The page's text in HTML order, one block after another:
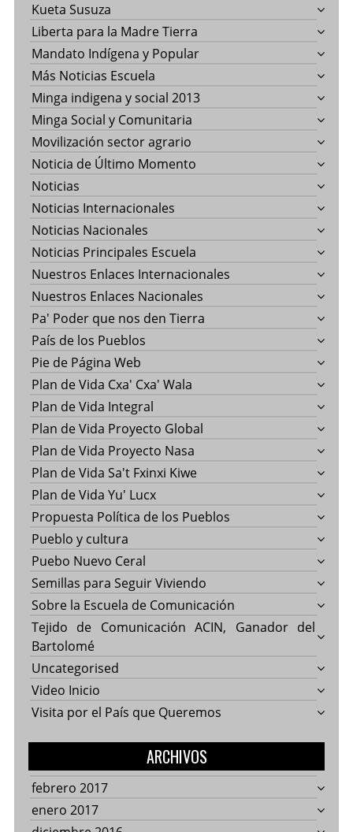
Kueta Susuza
Liberta para la Madre Tierra
Mandato Indígena y Popular
Más Noticias Escuela
Minga indigena y social 2013
Minga Social y Comunitaria
Movilización sector agrario
Noticia de Último Momento
Noticias
Noticias Internacionales
Noticias Nacionales
Noticias Principales Escuela
Nuestros Enlaces Internacionales
Nuestros Enlaces Nacionales
Pa' Poder que nos den Tierra
País de los Pueblos
Pie de Página Web
Plan de Vida Cxa' Cxa' Wala
Plan de Vida Integral
Plan de Vida Proyecto Global
Plan de Vida Proyecto Nasa
Plan de Vida Sa't Fxinxi Kiwe
Plan de Vida Yu' Lucx
Propuesta Política de los Pueblos
Pueblo y cultura
Puebo Nuevo Ceral
Semillas para Seguir Viviendo
Sobre la Escuela de Comunicación
Tejido de Comunicación ACIN, Ganador del
Bartolomé
Uncategorised
Video Inicio
Visita por el País que Queremos
ARCHIVOS
febrero 2017
enero 2017